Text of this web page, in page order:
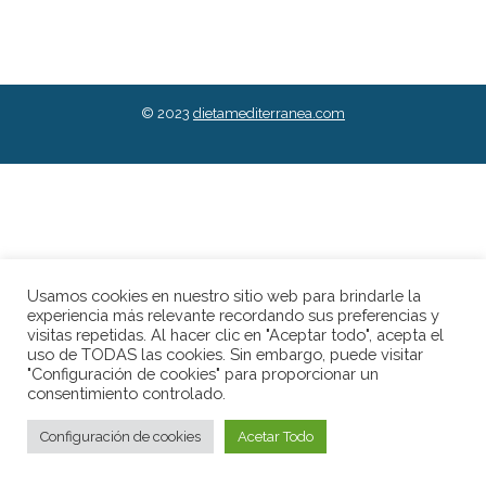
© 2023 dietamediterranea.com
Usamos cookies en nuestro sitio web para brindarle la
experiencia más relevante recordando sus preferencias y
visitas repetidas. Al hacer clic en "Aceptar todo", acepta el
uso de TODAS las cookies. Sin embargo, puede visitar
"Configuración de cookies" para proporcionar un
consentimiento controlado.
Configuración de cookies Acetar Todo